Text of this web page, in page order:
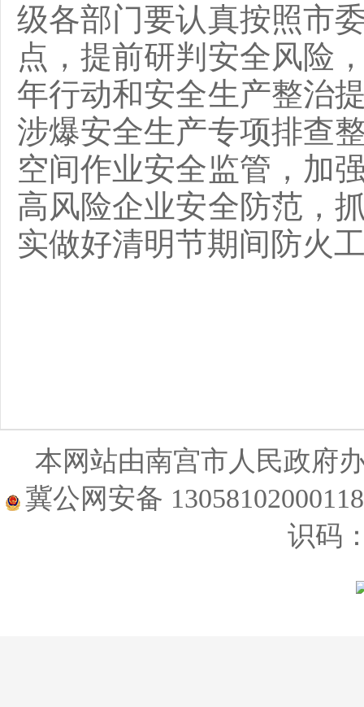
级各部门要认真按照市
点，提前研判安全风险
年行动和安全生产整治
涉爆安全生产专项排查
空间作业安全监管，加
高风险企业安全防范，
实做好清明节期间防火
本网站由南宫市人民政
冀公网安备
识码